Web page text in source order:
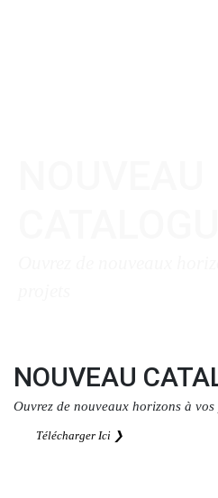
NOUVEAU
Ouvrez de nouveaux horizons à vos
Télécharger Ici ❯